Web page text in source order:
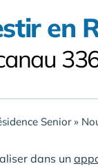
en
Senior»
dans un